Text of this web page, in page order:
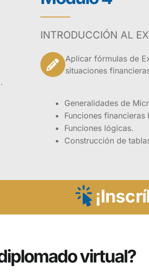
con términos sencillos que no
cuenta con una estructura
duración total de cinco semanas,
que facilita el aprendizaje
El diplomado está dirigido a
formaciones académicas, sin
en aprender y capacitarse en
INTRODUCCIÓN AL
Aplicar fórmulas de
situaciones
Generalidades de
Funciones financieras
Funciones lógicas.
Construcción de
virtual?